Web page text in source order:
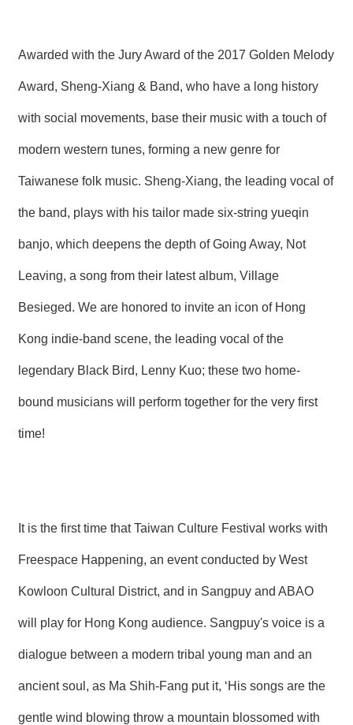
Awarded with the Jury Award of the 2017 Golden Melody
Award, Sheng-Xiang & Band, who have a long history
with social movements, base their music with a touch of
modern western tunes, forming a new genre for
Taiwanese folk music. Sheng-Xiang, the leading vocal of
the band, plays with his tailor made six-string yueqin
banjo, which deepens the depth of Going Away, Not
Leaving, a song from their latest album, Village
Besieged. We are honored to invite an icon of Hong
Kong indie-band scene, the leading vocal of the
legendary Black Bird, Lenny Kuo; these two home-
bound musicians will perform together for the very first
time!
It is the first time that Taiwan Culture Festival works with
Freespace Happening, an event conducted by West
Kowloon Cultural District, and in Sangpuy and ABAO
will play for Hong Kong audience. Sangpuy's voice is a
dialogue between a modern tribal young man and an
ancient soul, as Ma Shih-Fang put it, ‘His songs are the
gentle wind blowing throw a mountain blossomed with